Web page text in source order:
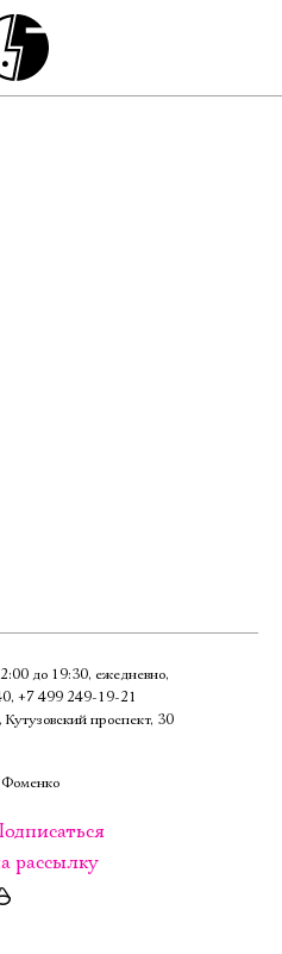
до 19:30, ежедневно,
, +7 499 249‑19‑21
проспект, 30
рассылку